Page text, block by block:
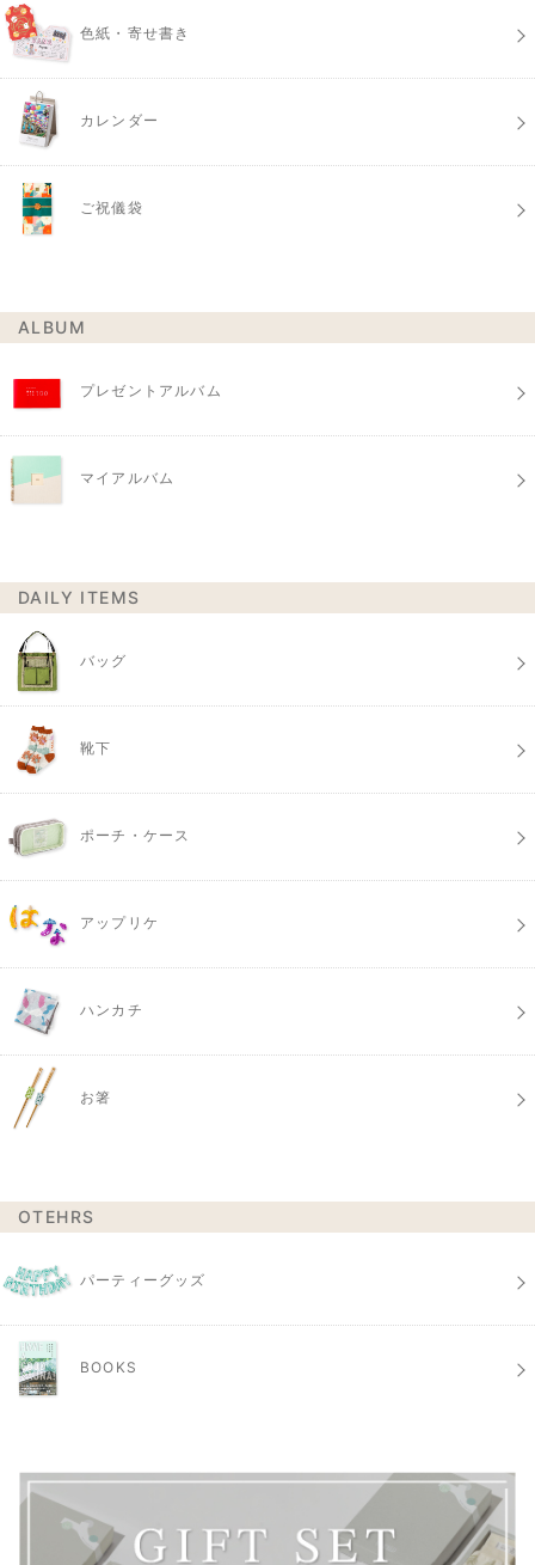
色紙・寄せ書き
カレンダー
ご祝儀袋
ALBUM
プレゼントアルバム
マイアルバム
DAILY ITEMS
バッグ
靴下
ポーチ・ケース
アップリケ
ハンカチ
お箸
OTEHRS
パーティーグッズ
BOOKS